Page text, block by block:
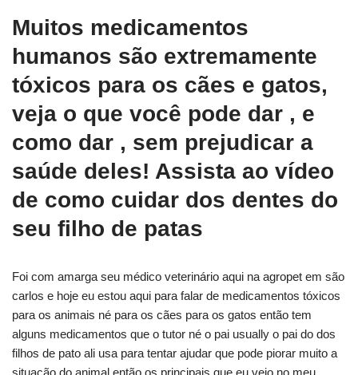
Muitos medicamentos
humanos são extremamente
tóxicos para os cães e gatos,
veja o que você pode dar , e
como dar , sem prejudicar a
saúde deles! Assista ao vídeo
de como cuidar dos dentes do
seu filho de patas
Foi com amarga seu médico veterinário aqui na agropet em são
carlos e hoje eu estou aqui para falar de medicamentos tóxicos
para os animais né para os cães para os gatos então tem
alguns medicamentos que o tutor né o pai usually o pai do dos
filhos de pato ali usa para tentar ajudar que pode piorar muito a
situação do animal então os principais que eu vejo no meu